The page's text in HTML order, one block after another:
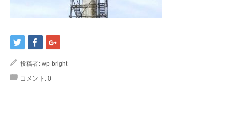
投稿者: wp-bright
コメント: 0